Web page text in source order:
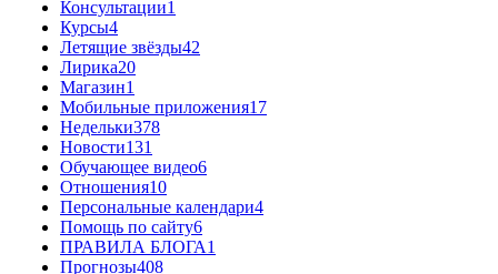
Консультации1
Курсы4
Летящие звёзды42
Лирика20
Магазин1
Мобильные приложения17
Недельки378
Новости131
Обучающее видео6
Отношения10
Персональные календари4
Помощь по сайту6
ПРАВИЛА БЛОГА1
Прогнозы408